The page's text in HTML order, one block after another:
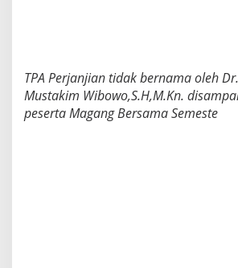
TPA Perjanjian tidak bernama oleh
Mustakim Wibowo,S.H,M.Kn.
peserta Magang Bersama Semeste